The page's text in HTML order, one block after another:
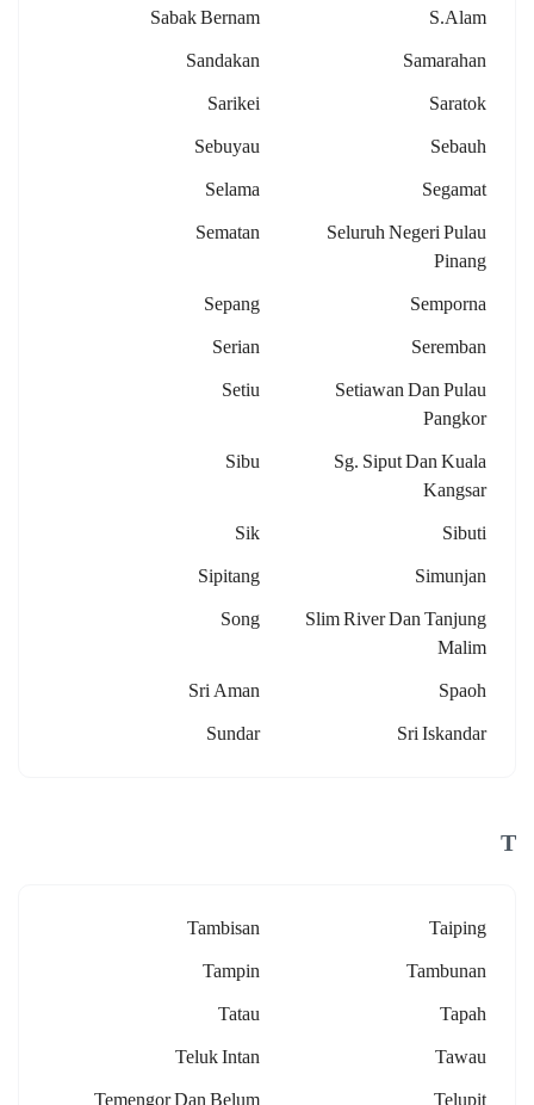
S.alam
Sabak Bernam
Samarahan
Sandakan
Saratok
Sarikei
Sebauh
Sebuyau
Segamat
Selama
Seluruh Negeri Pulau
Pinang
Sematan
Semporna
Sepang
Seremban
Serian
Setiawan Dan Pulau
Pangkor
Setiu
Sg. Siput Dan Kuala
Kangsar
Sibu
Sibuti
Sik
Simunjan
Sipitang
Slim River Dan Tanjung
Malim
Song
Spaoh
Sri Aman
Sri Iskandar
Sundar
T
Taiping
Tambisan
Tambunan
Tampin
Tapah
Tatau
Tawau
Teluk Intan
Telupit
Temengor Dan Belum